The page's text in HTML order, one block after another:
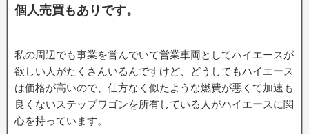
個人売買もありです。
私の周辺でも事業を営んでいて営業車両としてハイエースが
欲しい人がたくさんいるんですけど、どうしてもハイエース
は価格が高いので、仕方なく似たような燃費が悪くて加速も
良くないステップワゴンを所有している人がハイエースに関
心を持っています。